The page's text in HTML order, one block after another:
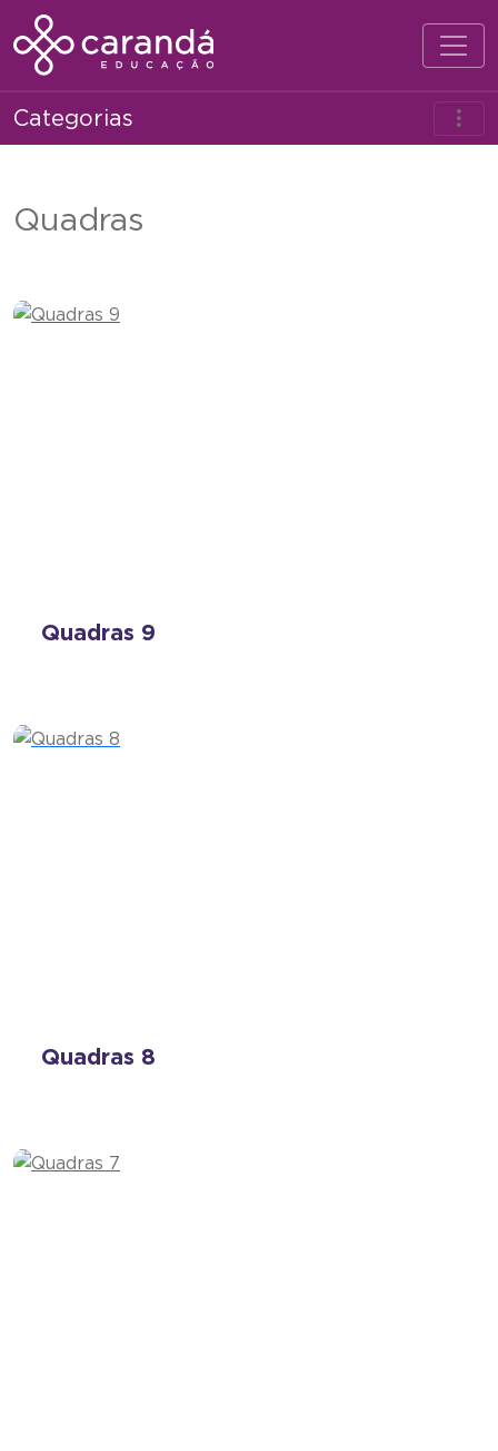
Categorias
Quadras
Quadras 9
Quadras 8